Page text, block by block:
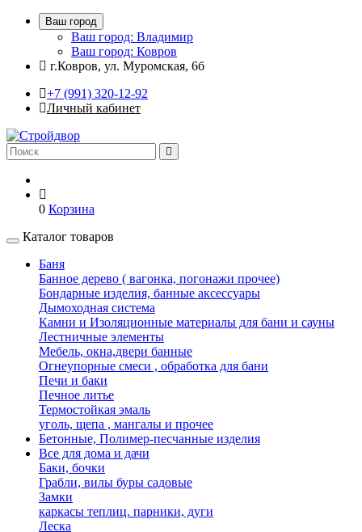
Ваш город
Ваш город: Владимир
Ваш город: Ковров
г.Ковров, ул. Муромская, 6б
+7 (991) 320-12-92
Личный кабинет
0 Корзина
Каталог товаров
Баня
Банное дерево ( вагонка, погонажи прочее)
Бондарные изделия, банные аксессуары
Дымоходная система
Камни и Изоляционные материалы для бани и сауны
Лестничные элементы
Мебель, окна,двери банные
Огнеупорные смеси , обработка для бани
Печи и баки
Печное литье
Термостойкая эмаль
уголь, щепа , мангалы и прочее
Бетонные, Полимер-песчанные изделия
Все для дома и дачи
Баки, бочки
Грабли, вилы буры садовые
Замки
каркасы теплиц. парники, дуги
Леска